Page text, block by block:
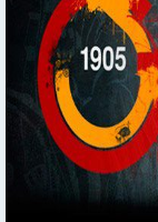
Reklam
İletişim